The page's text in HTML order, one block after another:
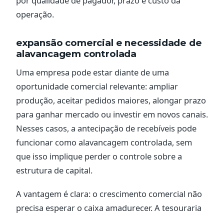
operação.
expansão comercial e necessidade de
alavancagem controlada
Uma empresa pode estar diante de uma
oportunidade comercial relevante: ampliar
produção, aceitar pedidos maiores, alongar prazo
para ganhar mercado ou investir em novos canais.
Nesses casos, a antecipação de recebíveis pode
funcionar como alavancagem controlada, sem
que isso implique perder o controle sobre a
estrutura de capital.
A vantagem é clara: o crescimento comercial não
precisa esperar o caixa amadurecer. A tesouraria